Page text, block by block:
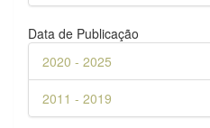
Data de Publicação
2020 - 2025
2011 - 2019